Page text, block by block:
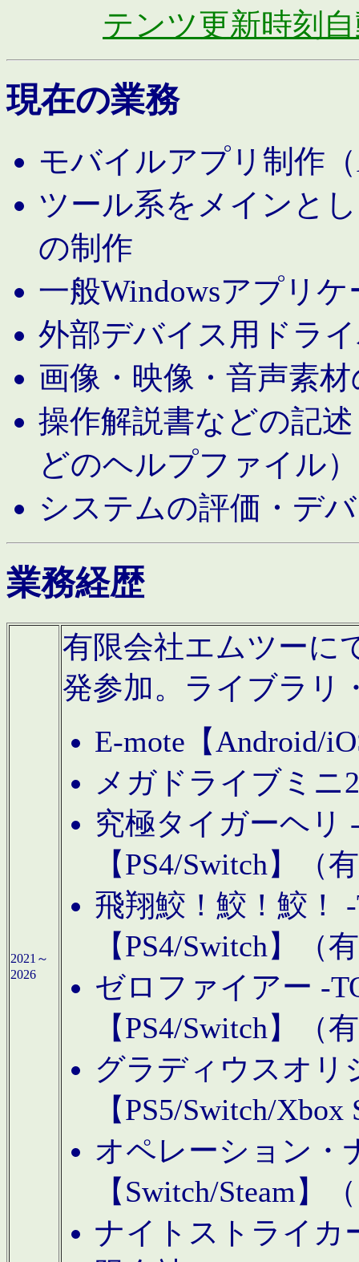
テンツ更新時刻
現在の業務
モバイルアプリ制作
ツール系をメインと
の制作
一般Windowsアプリ
外部デバイス用ドラ
画像・映像・音声素
操作解説書などの記
どのヘルプファイル）
システムの評価・デ
業務経歴
2021～
2026
有限会社エムツーに
発参加。ライブラリ
E-mote【Android/
メガドライブミニ
究極タイガーヘリ
【PS4/Switch】（
飛翔鮫！鮫！鮫！
【PS4/Switch】（
ゼロファイアー -
【PS4/Switch】（
グラディウスオリ
【PS5/Switch/
オペレーション・
【Switch/Steam】
ナイトストライカ